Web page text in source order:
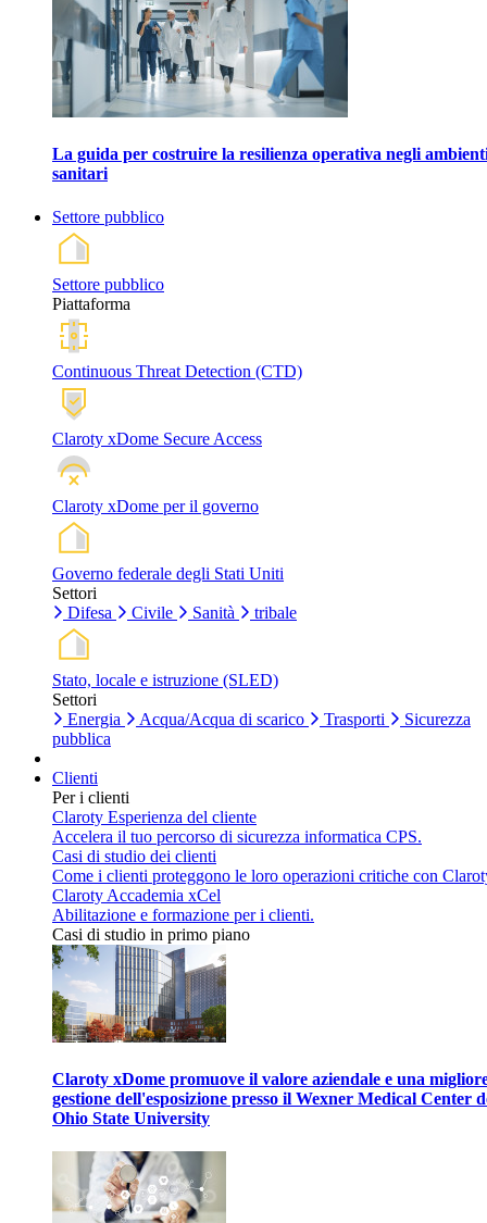
La guida per costruire la resilienza operativa negli
sanitari
Settore pubblico
Settore pubblico
Piattaforma
Continuous Threat Detection (CTD)
Claroty xDome Secure Access
Claroty xDome per il governo
Governo federale degli Stati Uniti
Settori
Difesa
Civile Sanità tribale
Stato, locale e istruzione (SLED)
Settori
Energia
Acqua/Acqua di scarico Trasporti
Sicurezza
pubblica
Clienti
Per i clienti
Claroty Esperienza del cliente
Accelera il tuo percorso di sicurezza informatica CPS.
Casi di studio dei clienti
Come i clienti proteggono le loro operazioni critiche con
Claroty Accademia xCel
Abilitazione e formazione per i clienti.
Casi di studio in primo piano
Claroty xDome promuove il valore aziendale e una
gestione dell'esposizione presso il Wexner Medical Center
Ohio State University